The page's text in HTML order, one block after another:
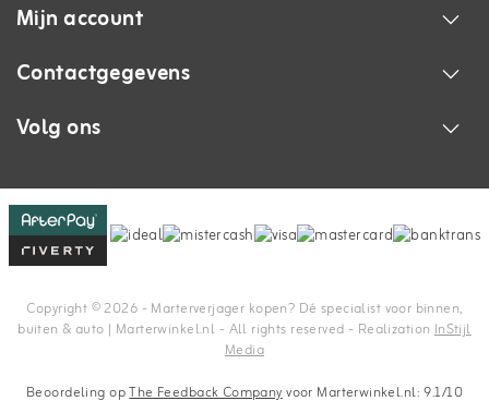
Mijn account
Contactgegevens
Volg ons
Copyright © 2026 - Marterverjager kopen? Dé specialist voor binnen,
buiten & auto | Marterwinkel.nl - All rights reserved - Realization InStijl
Media
Beoordeling opThe Feedback Companyvoor Marterwinkel.nl: 9.1/10